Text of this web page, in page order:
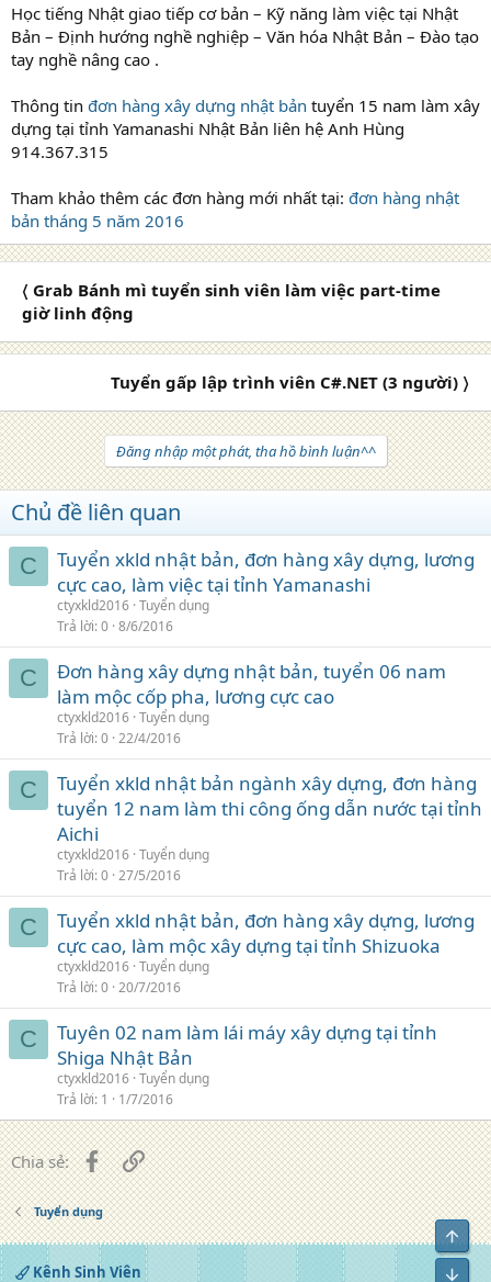
Học tiếng Nhật giao tiếp cơ bản – Kỹ năng làm việc tại Nhật
Bản – Định hướng nghề nghiệp – Văn hóa Nhật Bản – Đào tạo
tay nghề nâng cao .
Thông tin đơn hàng xây dựng nhật bản tuyển 15 nam làm xây
dựng tại tỉnh Yamanashi Nhật Bản liên hệ Anh Hùng
914.367.315
Tham khảo thêm các đơn hàng mới nhất tại: đơn hàng nhật
bản tháng 5 năm 2016
〈 Grab Bánh mì tuyển sinh viên làm việc part-time
giờ linh động
Tuyển gấp lập trình viên C#.NET (3 người) 〉
Đăng nhập một phát, tha hồ bình luận^^
Chủ đề liên quan
C
Tuyển xkld nhật bản, đơn hàng xây dựng, lương
cực cao, làm việc tại tỉnh Yamanashi
ctyxkld2016 Tuyển dụng
Trả lời 0 8/6/2016
C
Đơn hàng xây dựng nhật bản, tuyển 06 nam
làm mộc cốp pha, lương cực cao
ctyxkld2016 Tuyển dụng
Trả lời 0 22/4/2016
C
Tuyển xkld nhật bản ngành xây dựng, đơn hàng
tuyển 12 nam làm thi công ống dẫn nước tại tỉnh
Aichi
ctyxkld2016 Tuyển dụng
Trả lời 0 27/5/2016
C
Tuyển xkld nhật bản, đơn hàng xây dựng, lương
cực cao, làm mộc xây dựng tại tỉnh Shizuoka
ctyxkld2016 Tuyển dụng
Trả lời 0 20/7/2016
C
Tuyên 02 nam làm lái máy xây dựng tại tỉnh
Shiga Nhật Bản
ctyxkld2016 Tuyển dụng
Trả lời 1 1/7/2016
Chia sẻ: FacebookLiên kết
Tuyển dụng
Kênh Sinh Viên
Top